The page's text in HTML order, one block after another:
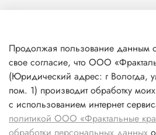
О магазине
Клиентам
Информация
Продолжая пользование данным
свое согласие, что ООО
(Юридический адрес: г Вологда,
пом. 1) производит обработку
с использованием интернет
политикой ООО «Фрактальные